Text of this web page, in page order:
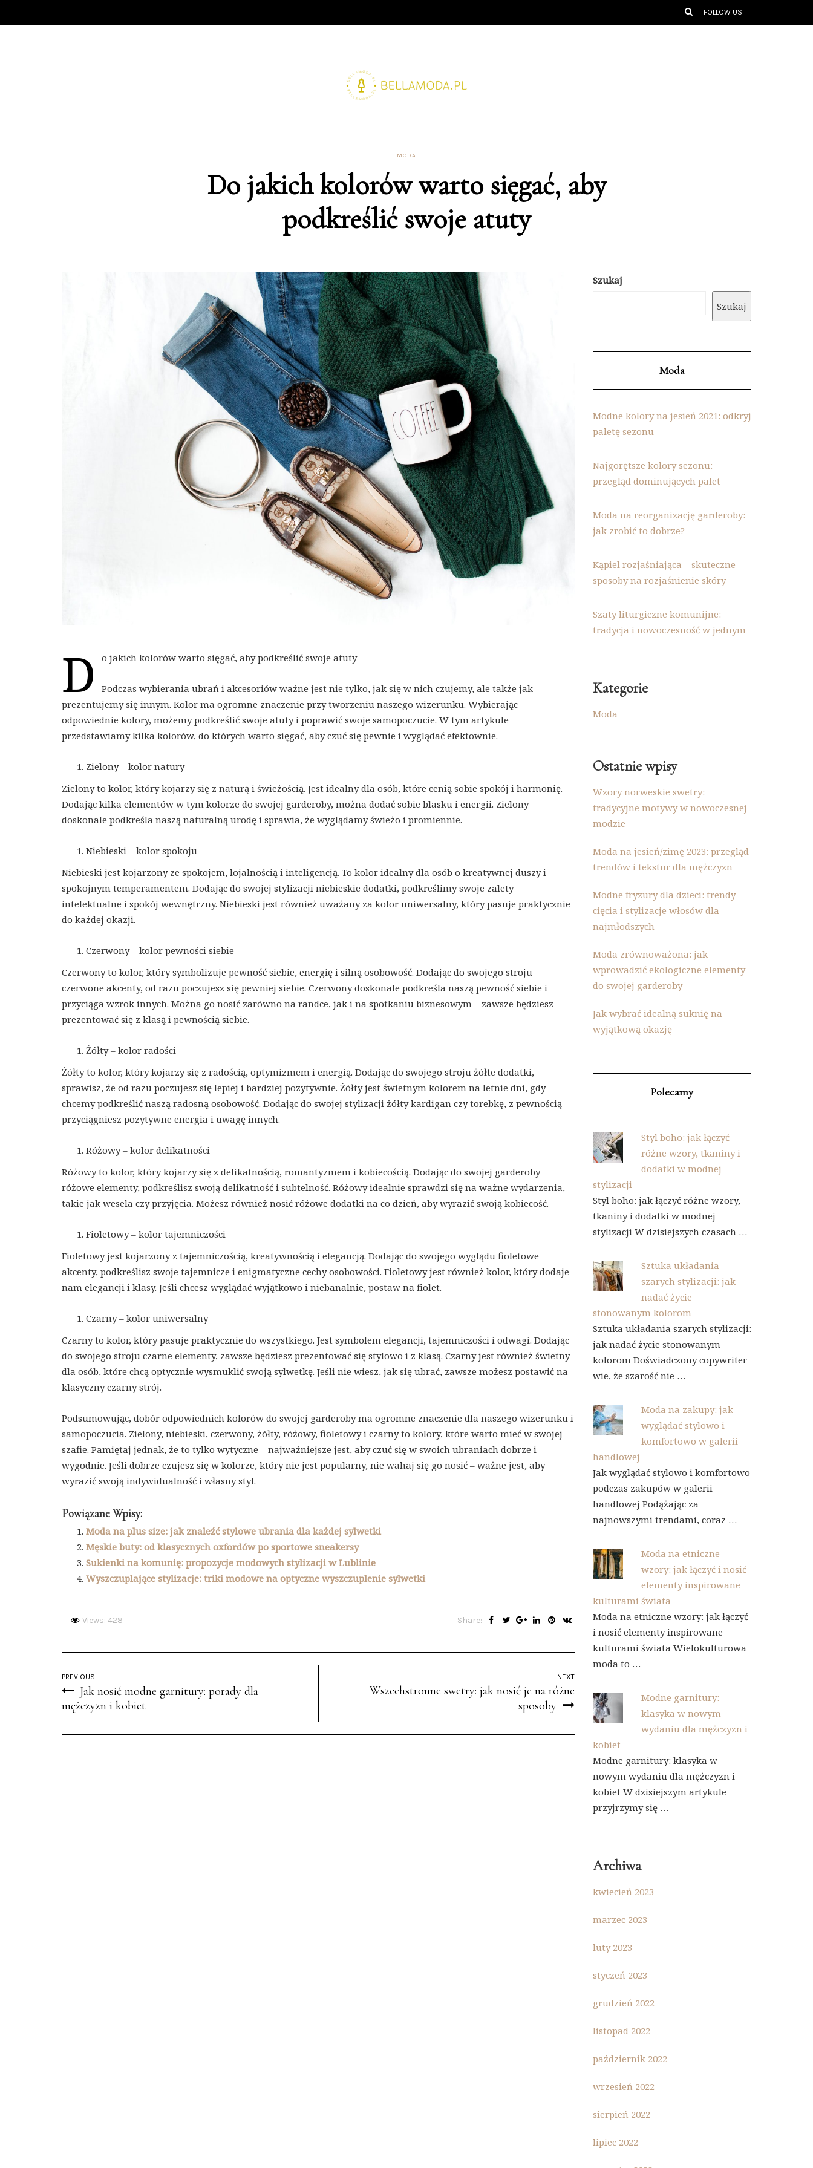
FOLLOW US
MODA
Do jakich kolorów warto sięgać, aby
podkreślić swoje atuty
D o jakich kolorów warto sięgać, aby podkreślić swoje atuty
Podczas wybierania ubrań i akcesoriów ważne jest nie tylko, jak się w nich czujemy, ale także jak
prezentujemy się innym. Kolor ma ogromne znaczenie przy tworzeniu naszego wizerunku. Wybierając
odpowiednie kolory, możemy podkreślić swoje atuty i poprawić swoje samopoczucie. W tym artykule
przedstawiamy kilka kolorów, do których warto sięgać, aby czuć się pewnie i wyglądać efektownie.
Zielony – kolor natury
Zielony to kolor, który kojarzy się z naturą i świeżością. Jest idealny dla osób, które cenią sobie spokój i harmonię.
Dodając kilka elementów w tym kolorze do swojej garderoby, można dodać sobie blasku i energii. Zielony
doskonale podkreśla naszą naturalną urodę i sprawia, że wyglądamy świeżo i promiennie.
Niebieski – kolor spokoju
Niebieski jest kojarzony ze spokojem, lojalnością i inteligencją. To kolor idealny dla osób o kreatywnej duszy i
spokojnym temperamentem. Dodając do swojej stylizacji niebieskie dodatki, podkreślimy swoje zalety
intelektualne i spokój wewnętrzny. Niebieski jest również uważany za kolor uniwersalny, który pasuje praktycznie
do każdej okazji.
Czerwony – kolor pewności siebie
Czerwony to kolor, który symbolizuje pewność siebie, energię i silną osobowość. Dodając do swojego stroju
czerwone akcenty, od razu poczujesz się pewniej siebie. Czerwony doskonale podkreśla naszą pewność siebie i
przyciąga wzrok innych. Można go nosić zarówno na randce, jak i na spotkaniu biznesowym – zawsze będziesz
prezentować się z klasą i pewnością siebie.
Żółty – kolor radości
Żółty to kolor, który kojarzy się z radością, optymizmem i energią. Dodając do swojego stroju żółte dodatki,
sprawisz, że od razu poczujesz się lepiej i bardziej pozytywnie. Żółty jest świetnym kolorem na letnie dni, gdy
chcemy podkreślić naszą radosną osobowość. Dodając do swojej stylizacji żółty kardigan czy torebkę, z pewnością
przyciągniesz pozytywne energia i uwagę innych.
Różowy – kolor delikatności
Różowy to kolor, który kojarzy się z delikatnością, romantyzmem i kobiecością. Dodając do swojej garderoby
różowe elementy, podkreślisz swoją delikatność i subtelność. Różowy idealnie sprawdzi się na ważne wydarzenia,
takie jak wesela czy przyjęcia. Możesz również nosić różowe dodatki na co dzień, aby wyrazić swoją kobiecość.
Fioletowy – kolor tajemniczości
Fioletowy jest kojarzony z tajemniczością, kreatywnością i elegancją. Dodając do swojego wyglądu fioletowe
akcenty, podkreślisz swoje tajemnicze i enigmatyczne cechy osobowości. Fioletowy jest również kolor, który dodaje
nam elegancji i klasy. Jeśli chcesz wyglądać wyjątkowo i niebanalnie, postaw na fiolet.
Czarny – kolor uniwersalny
Czarny to kolor, który pasuje praktycznie do wszystkiego. Jest symbolem elegancji, tajemniczości i odwagi. Dodając
do swojego stroju czarne elementy, zawsze będziesz prezentować się stylowo i z klasą. Czarny jest również świetny
dla osób, które chcą optycznie wysmuklić swoją sylwetkę. Jeśli nie wiesz, jak się ubrać, zawsze możesz postawić na
klasyczny czarny strój.
Podsumowując, dobór odpowiednich kolorów do swojej garderoby ma ogromne znaczenie dla naszego wizerunku i
samopoczucia. Zielony, niebieski, czerwony, żółty, różowy, fioletowy i czarny to kolory, które warto mieć w swojej
szafie. Pamiętaj jednak, że to tylko wytyczne – najważniejsze jest, aby czuć się w swoich ubraniach dobrze i
wygodnie. Jeśli dobrze czujesz się w kolorze, który nie jest popularny, nie wahaj się go nosić – ważne jest, aby
wyrazić swoją indywidualność i własny styl.
Powiązane Wpisy:
Moda na plus size: jak znaleźć stylowe ubrania dla każdej sylwetki
Męskie buty: od klasycznych oxfordów po sportowe sneakersy
Sukienki na komunię: propozycje modowych stylizacji w Lublinie
Wyszczuplające stylizacje: triki modowe na optyczne wyszczuplenie sylwetki
Views: 428 Share:
PREVIOUS
Jak nosić modne garnitury: porady dla
mężczyzn i kobiet
NEXT
Wszechstronne swetry: jak nosić je na różne
sposoby
Szukaj
Szukaj
Moda
Modne kolory na jesień 2021: odkryj
paletę sezonu
Najgorętsze kolory sezonu:
przegląd dominujących palet
Moda na reorganizację garderoby:
jak zrobić to dobrze?
Kąpiel rozjaśniająca – skuteczne
sposoby na rozjaśnienie skóry
Szaty liturgiczne komunijne:
tradycja i nowoczesność w jednym
Kategorie
Moda
Ostatnie wpisy
Wzory norweskie swetry:
tradycyjne motywy w nowoczesnej
modzie
Moda na jesień/zimę 2023: przegląd
trendów i tekstur dla mężczyzn
Modne fryzury dla dzieci: trendy
cięcia i stylizacje włosów dla
najmłodszych
Moda zrównoważona: jak
wprowadzić ekologiczne elementy
do swojej garderoby
Jak wybrać idealną suknię na
wyjątkową okazję
Polecamy
Styl boho: jak łączyć
różne wzory, tkaniny i
dodatki w modnej
stylizacji
Styl boho: jak łączyć różne wzory,
tkaniny i dodatki w modnej
stylizacji W dzisiejszych czasach …
Sztuka układania
szarych stylizacji: jak
nadać życie
stonowanym kolorom
Sztuka układania szarych stylizacji:
jak nadać życie stonowanym
kolorom Doświadczony copywriter
wie, że szarość nie …
Moda na zakupy: jak
wyglądać stylowo i
komfortowo w galerii
handlowej
Jak wyglądać stylowo i komfortowo
podczas zakupów w galerii
handlowej Podążając za
najnowszymi trendami, coraz …
Moda na etniczne
wzory: jak łączyć i nosić
elementy inspirowane
kulturami świata
Moda na etniczne wzory: jak łączyć
i nosić elementy inspirowane
kulturami świata Wielokulturowa
moda to …
Modne garnitury:
klasyka w nowym
wydaniu dla mężczyzn i
kobiet
Modne garnitury: klasyka w
nowym wydaniu dla mężczyzn i
kobiet W dzisiejszym artykule
przyjrzymy się …
Archiwa
kwiecień 2023
marzec 2023
luty 2023
styczeń 2023
grudzień 2022
listopad 2022
październik 2022
wrzesień 2022
sierpień 2022
lipiec 2022